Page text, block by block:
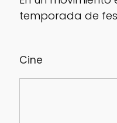
Cine
temporada de